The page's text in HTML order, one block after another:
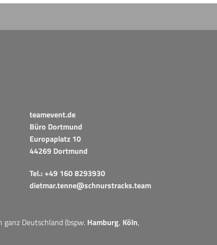
teamevent.de
Büro Dortmund
Europaplatz 10
44269 Dortmund
Tel.:+49 160 8293930
dietmar.tenne@schnurstracks.team
Deutschland (bspw. Hamburg, Köln,